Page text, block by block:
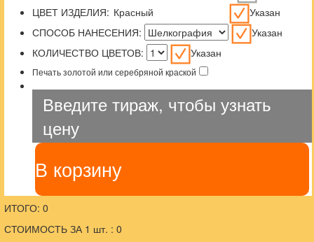
ЦВЕТ ИЗДЕЛИЯ:
Указан
СПОСОБ НАНЕСЕНИЯ:
Указан
КОЛИЧЕСТВО ЦВЕТОВ:
Указан
Печать золотой или серебряной краской
Введите тираж, чтобы узнать
цену
В корзину
ИТОГО: 0
СТОИМОСТЬ ЗА 1 шт. : 0